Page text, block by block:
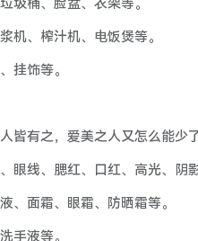
圾桶、脸盆、衣架等。
机、榨汁机、电饭煲等。
挂饰等。
皆有之，爱美之人又怎么能少
眼线、腮红、口红、高光、阴
、面霜、眼霜、防晒霜等。
手液等。